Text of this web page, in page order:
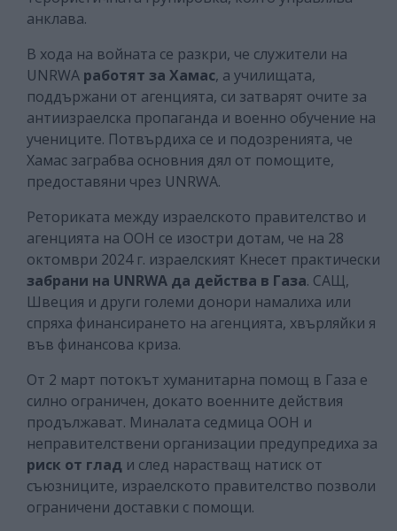
анклава.
В хода на войната се разкри, че служители на
UNRWA работят за Хамас, а училищата,
поддържани от агенцията, си затварят очите за
антиизраелска пропаганда и военно обучение на
учениците. Потвърдиха се и подозренията, че
Хамас заграбва основния дял от помощите,
предоставяни чрез UNRWA.
Реториката между израелското правителство и
агенцията на ООН се изостри дотам, че на 28
октомври 2024 г. израелският Кнесет практически
забрани на UNRWA да действа в Газа. САЩ,
Швеция и други големи донори намалиха или
спряха финансирането на агенцията, хвърляйки я
във финансова криза.
От 2 март потокът хуманитарна помощ в Газа е
силно ограничен, докато военните действия
продължават. Миналата седмица ООН и
неправителствени организации предупредиха за
риск от глад и след нарастващ натиск от
съюзниците, израелското правителство позволи
ограничени доставки с помощи.